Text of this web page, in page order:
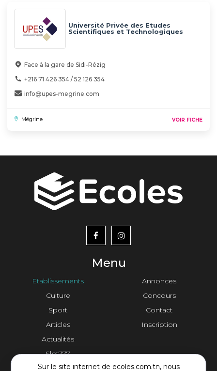
Université Privée des Etudes
Scientifiques et Technologiques
Face à la gare de Sidi-Rézig
+216 71 426 354 / 52 126 354
info@upes-megrine.com
Mégrine VOIR FICHE
Sur le site internet de ecoles.com.tn, nous
Menu
Etablissements
Culture
Sport
Articles
Actualités
Slot777
menu
footer2
Annonces
Concours
Contact
Inscription